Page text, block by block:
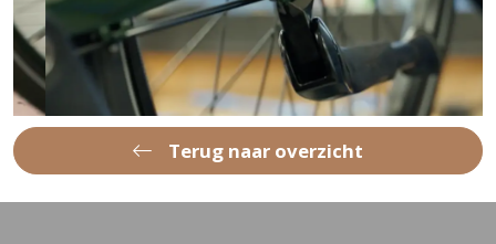
Terug naar overzicht